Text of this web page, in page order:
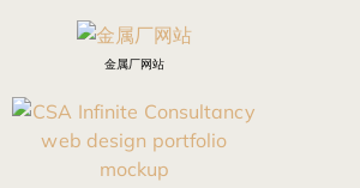
金属厂网站